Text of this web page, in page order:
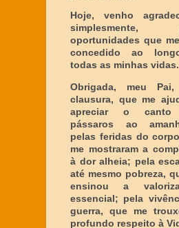
Hoje, venho
simplesmente,
oportunidades que
concedido ao
todas as minhas vidas.
Obrigada, meu
clausura, que me
apreciar o canto
pássaros ao
pelas feridas do
me mostraram a
à dor alheia; pela
até mesmo pobreza,
ensinou a
essencial; pela
guerra, que me
profundo respeito à